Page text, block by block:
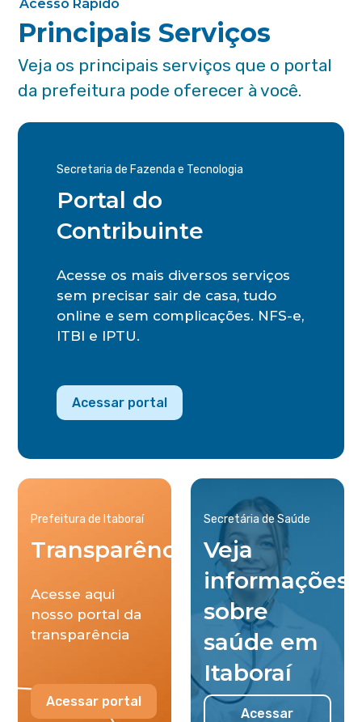
Acesso Rápido
Principais Serviços
Veja os principais serviços que o portal
da prefeitura pode oferecer à você.
Secretaria de Fazenda e Tecnologia
Portal do
Contribuinte
Acesse os mais diversos serviços
sem precisar sair de casa, tudo
online e sem complicações. NFS-e,
ITBI e IPTU.
Acessar portal
Prefeitura de Itaboraí
Transparência
Acesse aqui
nosso portal da
transparência
Acessar portal
Secretária de Saúde
Veja
informações
sobre
saúde em
Itaboraí
Acessar